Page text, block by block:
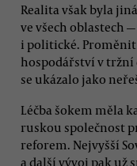
Realita však byla
ve všech oblastech
i politické.
hospodářství v
se ukázalo jako
Léčba šokem měla
ruskou společnost
reforem. Nejvyšší
a další vývoj pak už